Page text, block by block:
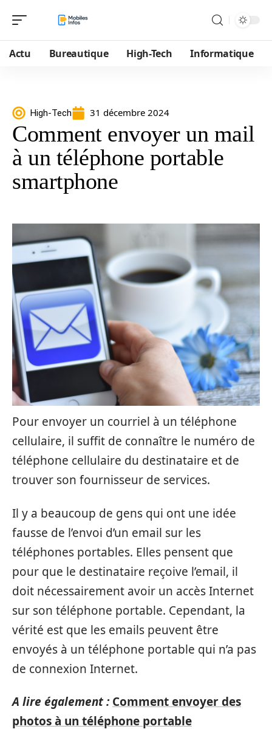
Actu Bureautique High-Tech Informatique
High-Tech 31 décembre 2024
Comment envoyer un mail
à un téléphone portable
smartphone
Pour envoyer un courriel à un téléphone
cellulaire, il suffit de connaître le numéro de
téléphone cellulaire du destinataire et de
trouver son fournisseur de services.
Il y a beaucoup de gens qui ont une idée
fausse de l’envoi d’un email sur les
téléphones portables. Elles pensent que
pour que le destinataire reçoive l’email, il
doit nécessairement avoir un accès Internet
sur son téléphone portable. Cependant, la
vérité est que les emails peuvent être
envoyés à un téléphone portable qui n’a pas
de connexion Internet.
A lire également : Comment envoyer des
photos à un téléphone portable